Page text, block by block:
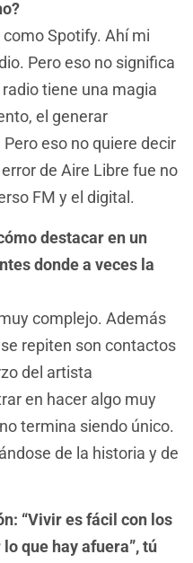
Spotify. Ahí mi
Pero eso no significa
tiene una magia
el generar
eso no quiere decir
de Aire Libre fue no
FM y el digital.
destacar en un
donde a veces la
complejo. Además
repiten son contactos
del artista
en hacer algo muy
termina siendo único.
de la historia y de
“Vivir es fácil con los
que hay afuera”, tú